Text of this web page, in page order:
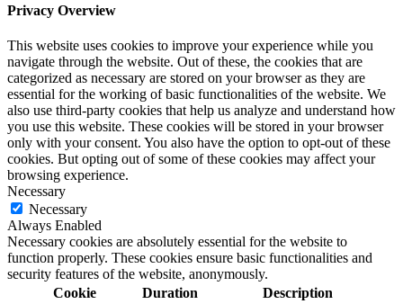
Privacy Overview
This website uses cookies to improve your experience while you
navigate through the website. Out of these, the cookies that are
categorized as necessary are stored on your browser as they are
essential for the working of basic functionalities of the website. We
also use third-party cookies that help us analyze and understand how
you use this website. These cookies will be stored in your browser
only with your consent. You also have the option to opt-out of these
cookies. But opting out of some of these cookies may affect your
browsing experience.
Necessary
Necessary
Always Enabled
Necessary cookies are absolutely essential for the website to
function properly. These cookies ensure basic functionalities and
security features of the website, anonymously.
Cookie
Duration Description